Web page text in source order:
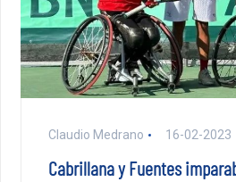
Claudio Medrano 16-02-2023
Cabrillana y Fuentes